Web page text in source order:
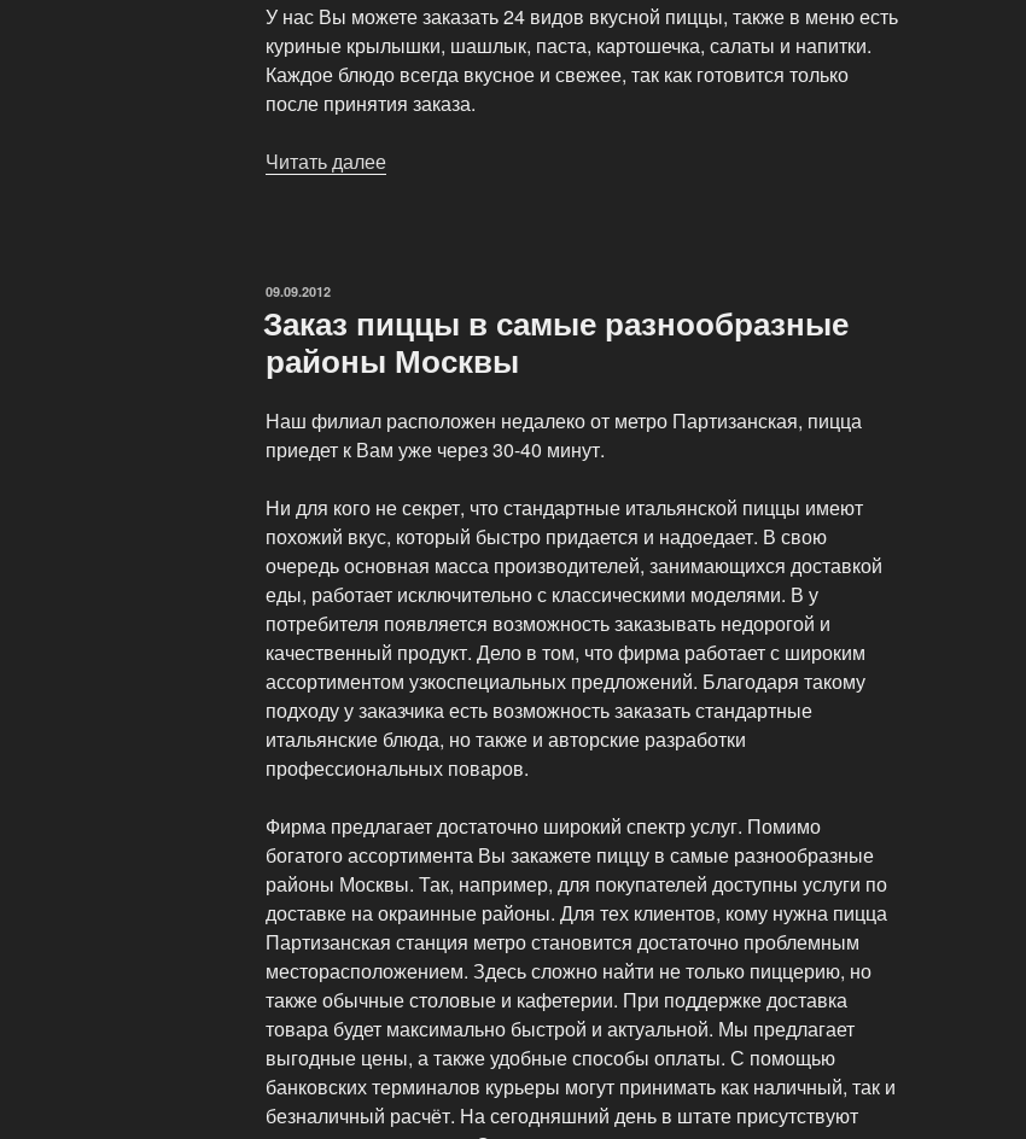
У нас Вы можете заказать 24 видов вкусной пиццы, также в меню есть
куриные крылышки, шашлык, паста, картошечка, салаты и напитки.
Каждое блюдо всегда вкусное и свежее, так как готовится только
после принятия заказа.
Читать далее
ОПУБЛИКОВАНО
09.09.2012
Заказ пиццы в самые разнообразные
районы Москвы
Наш филиал расположен недалеко от метро Партизанская, пицца
приедет к Вам уже через 30-40 минут.
Ни для кого не секрет, что стандартные итальянской пиццы имеют
похожий вкус, который быстро придается и надоедает. В свою
очередь основная масса производителей, занимающихся доставкой
еды, работает исключительно с классическими моделями. В у
потребителя появляется возможность заказывать недорогой и
качественный продукт. Дело в том, что фирма работает с широким
ассортиментом узкоспециальных предложений. Благодаря такому
подходу у заказчика есть возможность заказать стандартные
итальянские блюда, но также и авторские разработки
профессиональных поваров.
Фирма предлагает достаточно широкий спектр услуг. Помимо
богатого ассортимента Вы закажете пиццу в самые разнообразные
районы Москвы. Так, например, для покупателей доступны услуги по
доставке на окраинные районы. Для тех клиентов, кому нужна пицца
Партизанская станция метро становится достаточно проблемным
месторасположением. Здесь сложно найти не только пиццерию, но
также обычные столовые и кафетерии. При поддержке доставка
товара будет максимально быстрой и актуальной. Мы предлагает
выгодные цены, а также удобные способы оплаты. С помощью
банковских терминалов курьеры могут принимать как наличный, так и
безналичный расчёт. На сегодняшний день в штате присутствуют